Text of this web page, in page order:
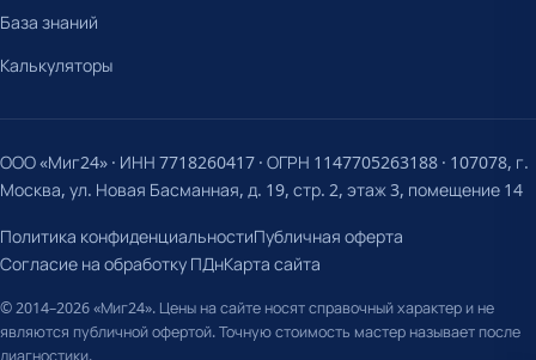
База знаний
Калькуляторы
ООО «Миг24» · ИНН 7718260417 · ОГРН 1147705263188 · 107078, г.
Москва, ул. Новая Басманная, д. 19, стр. 2, этаж 3, помещение 14
Политика конфиденциальностиПубличная оферта
Согласие на обработку ПДнКарта сайта
© 2014–2026 «Миг24». Цены на сайте носят справочный характер и не
являются публичной офертой. Точную стоимость мастер называет после
диагностики.